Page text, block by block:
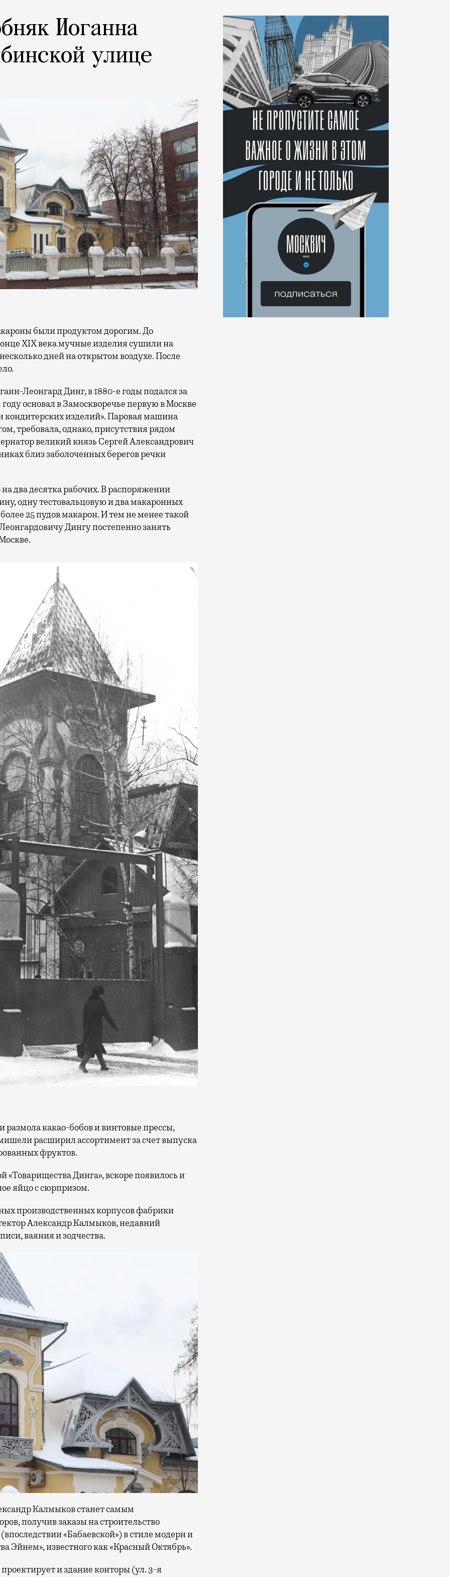
Иоганна
улице
XIX века мучные изделия сушили на
дней на открытом воздухе. После
Леонгард Динг, в 1880-е годы подался за
основал в Замоскворечье первую в Москве
изделий». Паровая машина
требовала, однако, присутствия рядом
великий князь Сергей Александрович
близ заболоченных берегов речки
два десятка рабочих. В распоряжении
одну тестовальцовую и два макаронных
25 пудов макарон. И тем не менее такой
Дингу постепенно занять
какао-бобов и винтовые прессы,
расширил ассортимент за счет выпуска
фруктов.
Динга», вскоре появилось и
яйцо с сюрпризом.
производственных корпусов фабрики
Александр Калмыков, недавний
ваяния и зодчества.
Калмыков станет самым
получив заказы на строительство
«Бабаевской») в стиле модерн и
Эйнем», известного как «Красный Октябрь».
и здание конторы (ул. 3-я